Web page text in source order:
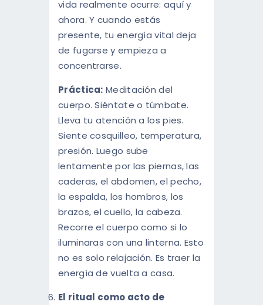
vida realmente ocurre: aquí y
ahora. Y cuando estás
presente, tu energía vital deja
de fugarse y empieza a
concentrarse.
Práctica: Meditación del
cuerpo. Siéntate o túmbate.
Lleva tu atención a los pies.
Siente cosquilleo, temperatura,
presión. Luego sube
lentamente por las piernas, las
caderas, el abdomen, el pecho,
la espalda, los hombros, los
brazos, el cuello, la cabeza.
Recorre el cuerpo como si lo
iluminaras con una linterna. Esto
no es solo relajación. Es traer la
energía de vuelta a casa.
El ritual como acto de